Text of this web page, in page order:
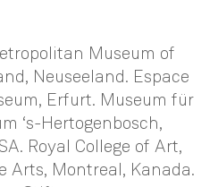
Museum of
Neuseeland. Espace
Erfurt. Museum für
‘s-Hertogenbosch,
Royal College of Art,
Arts, Montreal, Kanada.